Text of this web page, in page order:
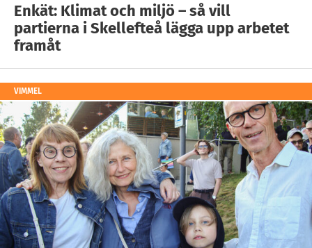
Enkät: Klimat och miljö – så vill
partierna i Skellefteå lägga upp arbetet
framåt
VIMMEL